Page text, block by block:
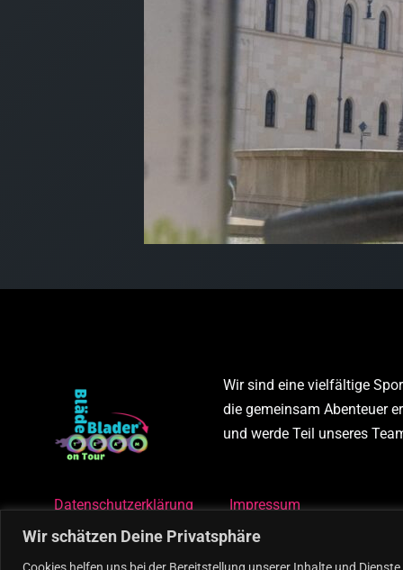
Wir schätzen Deine Privatsphäre
Cookies helfen uns bei der Bereitstellung unserer Inhalte und
Wir sind eine vielfältige
die gemeinsam Abenteuer
und werde Teil unseres
Datenschutzerklärung Impressum